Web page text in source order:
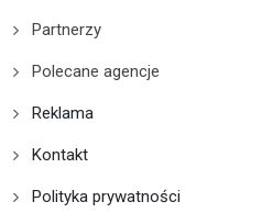
Partnerzy
Polecane agencje
Reklama
Kontakt
Polityka prywatności